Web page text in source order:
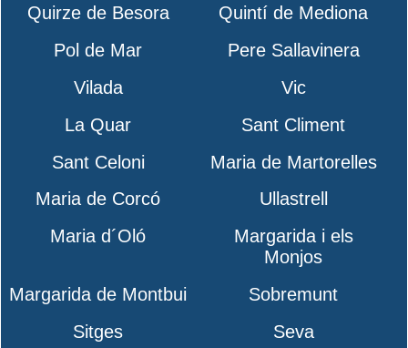
Quirze de Besora
Quintí de Mediona
Pol de Mar
Pere Sallavinera
Vilada
Vic
La Quar
Sant Climent
Sant Celoni
Maria de Martorelles
Maria de Corcó
Ullastrell
Maria d´Oló
Margarida i els
Monjos
Margarida de Montbui
Sobremunt
Sitges
Seva